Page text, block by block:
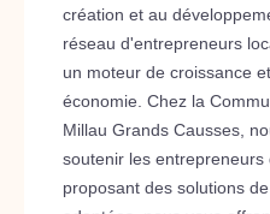
création et au
réseau d'entrepreneurs
un moteur de croissance
économie. Chez la
Millau Grands Causses,
soutenir les
proposant des solutions